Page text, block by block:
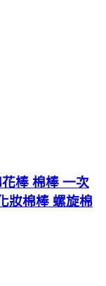
棒 棉棒 一次
妝棉棒 螺旋棉